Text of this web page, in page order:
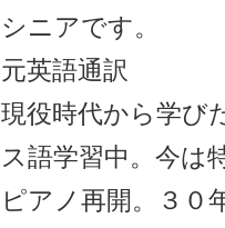
シニアです。
元英語通訳
現役時代から学び
ス語学習中。今は
ピアノ再開。３０